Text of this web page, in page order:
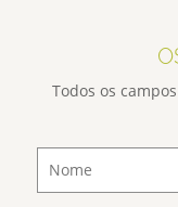
Todos os